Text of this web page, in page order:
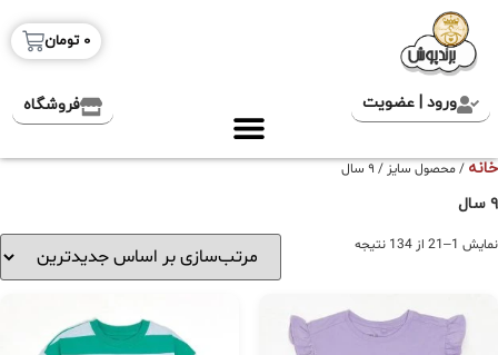
0 تومان
ورود | عضویت فروشگاه
خانه / محصول سایز / ۹ سال
۹ سال
نمایش 1–21 از 134 نتیجه